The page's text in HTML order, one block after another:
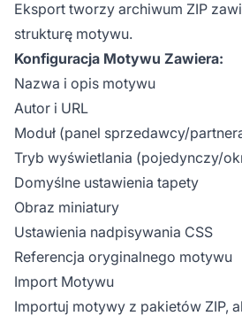
Eksport tworzy archiwum ZIP
strukturę motywu.
Konfiguracja Motywu Zawiera:
Nazwa i opis motywu
Autor i URL
Moduł (panel sprzedawcy/
Tryb wyświetlania (pojedynczy/
Domyślne ustawienia tapety
Obraz miniatury
Ustawienia nadpisywania CSS
Referencja oryginalnego motywu
Import Motywu
Importuj motywy z pakietów ZIP,